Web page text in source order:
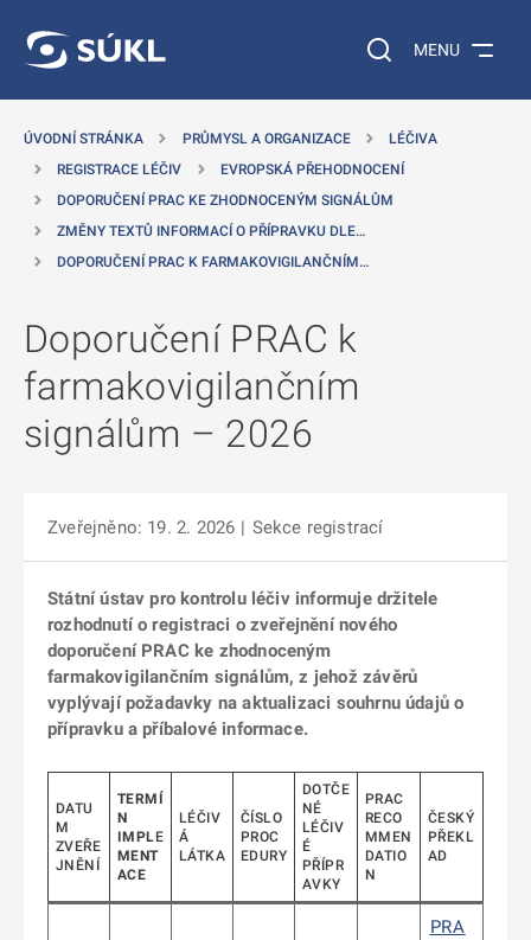
Vyhledávání na
MENU
ÚVODNÍ STRÁNKA PRŮMYSL A ORGANIZACE
LÉČIVA
REGISTRACE LÉČIV
EVROPSKÁ PŘEHODNOCENÍ
DOPORUČENÍ PRAC KE ZHODNOCENÝM SIGNÁLŮM
ZMĚNY TEXTŮ INFORMACÍ O PŘÍPRAVKU DLE…
DOPORUČENÍ PRAC K FARMAKOVIGILANČNÍM…
Doporučení PRAC k
farmakovigilančním
signálům – 2026
Zveřejněno: 19. 2. 2026 | Sekce registrací
Státní ústav pro kontrolu léčiv informuje držitele
rozhodnutí o registraci o zveřejnění nového
doporučení PRAC ke zhodnoceným
farmakovigilančním signálům, z jehož závěrů
vyplývají požadavky na aktualizaci souhrnu údajů o
přípravku a příbalové informace.
DATU
M
ZVEŘE
JNĚNÍ
TERMÍ
N
IMPLE
MENT
ACE
LÉČIV
Á
LÁTKA
ČÍSLO
PROC
EDURY
DOTČE
NÉ
LÉČIV
É
PŘÍPR
AVKY
PRAC
RECO
MMEN
DATIO
N
ČESKÝ
PŘEKL
AD
PRA